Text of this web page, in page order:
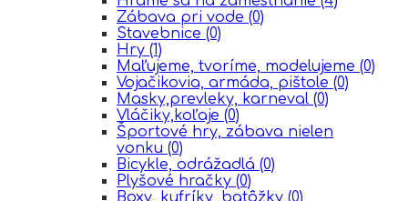
Zábava pri vode (0)
Stavebnice (0)
Hry (1)
Maľujeme, tvoríme, modelujeme (0)
Vojačikovia, armáda, pištole (0)
Masky,prevleky, karneval (0)
Vláčiky,koľaje (0)
Športové hry, zábava nielen
vonku (0)
Bicykle, odrážadlá (0)
Plyšové hračky (0)
Boxy, kufríky, batôžky (0)